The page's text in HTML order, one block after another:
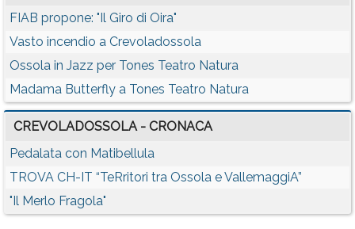
FIAB propone: "Il Giro di Oira"
Vasto incendio a Crevoladossola
Ossola in Jazz per Tones Teatro Natura
Madama Butterfly a Tones Teatro Natura
CREVOLADOSSOLA - CRONACA
Pedalata con Matibellula
TROVA CH-IT “TeRritori tra Ossola e VallemaggiA”
"Il Merlo Fragola"